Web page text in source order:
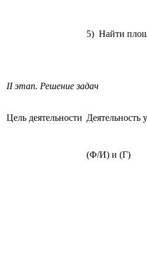
5) Найти
II этап. Решение задач
Цель деятельности Деятельность
(Ф/И) и (Г)